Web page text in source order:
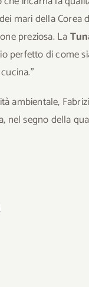
mari della Corea
preziosa. La
perfetto di come
ambientale,
nel segno della